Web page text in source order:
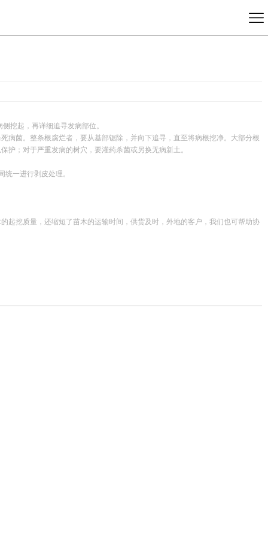
挖起，再详细追寻发病部位。
菌。整条根腐烂者，要从基部锯除，并向下追寻，直至将病根挖净。大部分根
；对于严重发病的树穴，要灌药杀菌或另换无病新土。
一进行剥皮处理。
起挖质量，还缩短了苗木的运输时间，供货及时，外地的客户，我们也可帮助协